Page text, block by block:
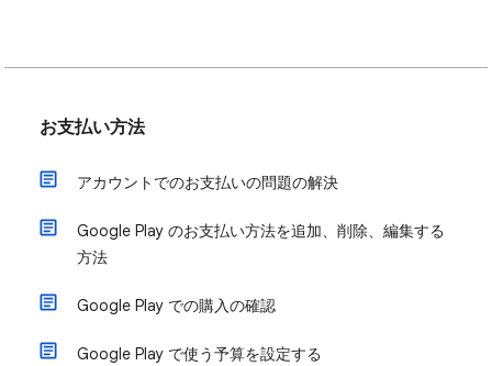
お支払い方法
アカウントでのお支払いの問題の解決
Google Play のお支払い方法を追加、削除、編集する
方法
Google Play での購入の確認
Google Play で使う予算を設定する